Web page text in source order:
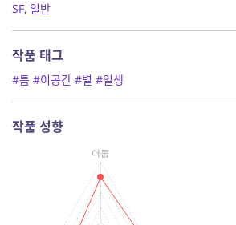
SF, 일반
작품 태그
#틈 #이공간 #별 #일생
작품 성향
어둠